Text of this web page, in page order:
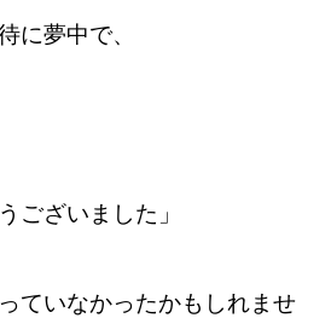
に夢中で、
ございました」
ていなかったかもしれませ